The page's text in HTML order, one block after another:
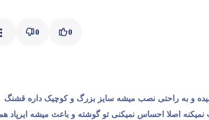
0
0
و به راحتی نصب میشه سایز بزرگ و کوچیک داره قشنگ
نمیکنه اصلا احساس نمیکنی تو گوشته و باعث میشه ایرپاد